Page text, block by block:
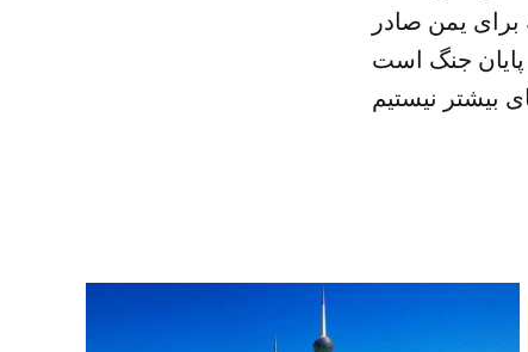
یمن صادر